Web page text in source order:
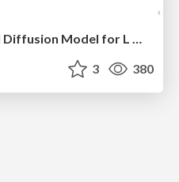
PGDM: Physically Guided Diffusion Model for L Downscaling
3 380